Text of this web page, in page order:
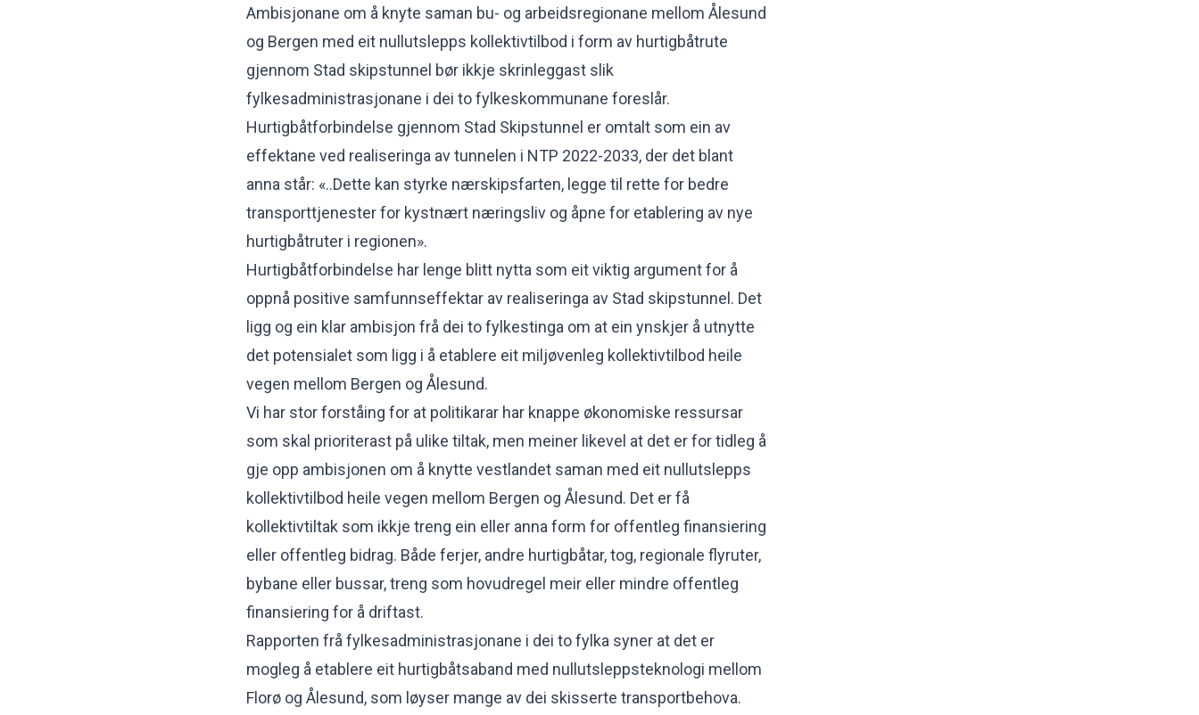
Ambisjonane om å knyte saman bu- og arbeidsregionane mellom Ålesund
og Bergen med eit nullutslepps kollektivtilbod i form av hurtigbåtrute
gjennom Stad skipstunnel bør ikkje skrinleggast slik
fylkesadministrasjonane i dei to fylkeskommunane foreslår.
Hurtigbåtforbindelse gjennom Stad Skipstunnel er omtalt som ein av
effektane ved realiseringa av tunnelen i NTP 2022-2033, der det blant
anna står: «..Dette kan styrke nærskipsfarten, legge til rette for bedre
transporttjenester for kystnært næringsliv og åpne for etablering av nye
hurtigbåtruter i regionen».
Hurtigbåtforbindelse har lenge blitt nytta som eit viktig argument for å
oppnå positive samfunnseffektar av realiseringa av Stad skipstunnel. Det
ligg og ein klar ambisjon frå dei to fylkestinga om at ein ynskjer å utnytte
det potensialet som ligg i å etablere eit miljøvenleg kollektivtilbod heile
vegen mellom Bergen og Ålesund.
Vi har stor forståing for at politikarar har knappe økonomiske ressursar
som skal prioriterast på ulike tiltak, men meiner likevel at det er for tidleg å
gje opp ambisjonen om å knytte vestlandet saman med eit nullutslepps
kollektivtilbod heile vegen mellom Bergen og Ålesund. Det er få
kollektivtiltak som ikkje treng ein eller anna form for offentleg finansiering
eller offentleg bidrag. Både ferjer, andre hurtigbåtar, tog, regionale flyruter,
bybane eller bussar, treng som hovudregel meir eller mindre offentleg
finansiering for å driftast.
Rapporten frå fylkesadministrasjonane i dei to fylka syner at det er
mogleg å etablere eit hurtigbåtsaband med nullutsleppsteknologi mellom
Florø og Ålesund, som løyser mange av dei skisserte transportbehova.